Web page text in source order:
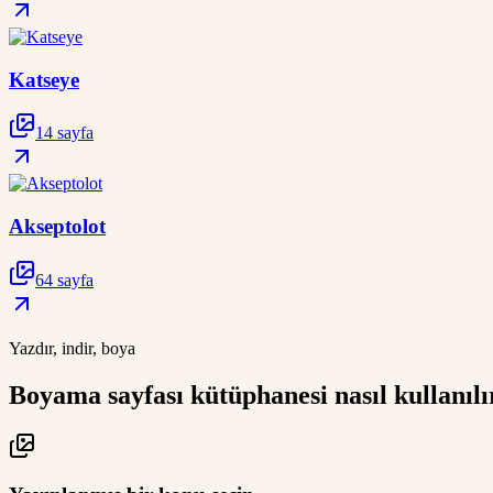
Katseye
14 sayfa
Akseptolot
64 sayfa
Yazdır, indir, boya
Boyama sayfası kütüphanesi nasıl